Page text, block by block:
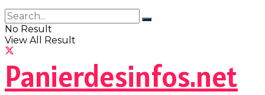
No Result
View All Result
Panierdesinfos.net